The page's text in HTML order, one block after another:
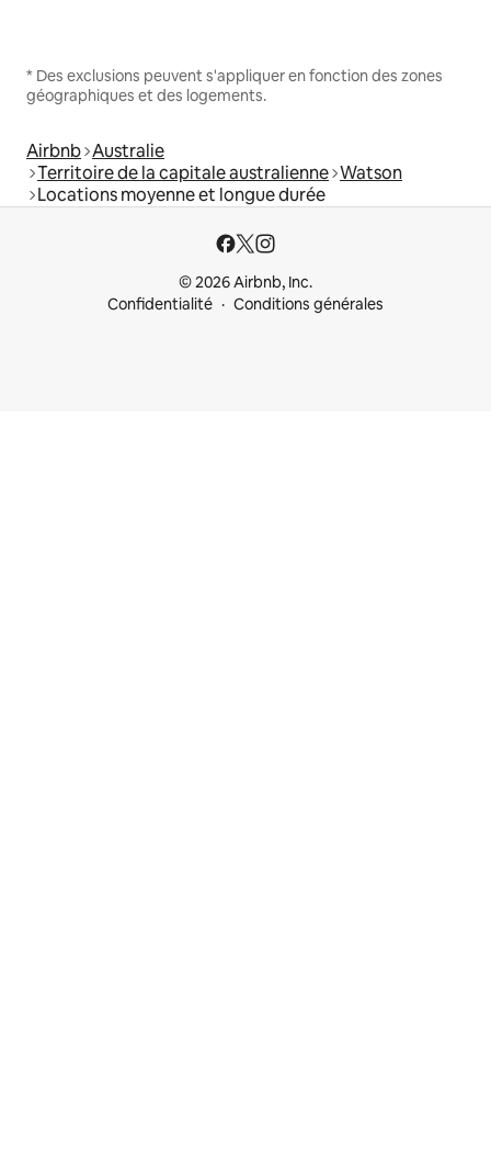
* Des exclusions peuvent s'appliquer en fonction des zones
géographiques et des logements.
Airbnb Australie
Territoire de la capitale australienne Watson
Locations moyenne et longue durée
© 2026 Airbnb, Inc.
Confidentialité
Conditions générales